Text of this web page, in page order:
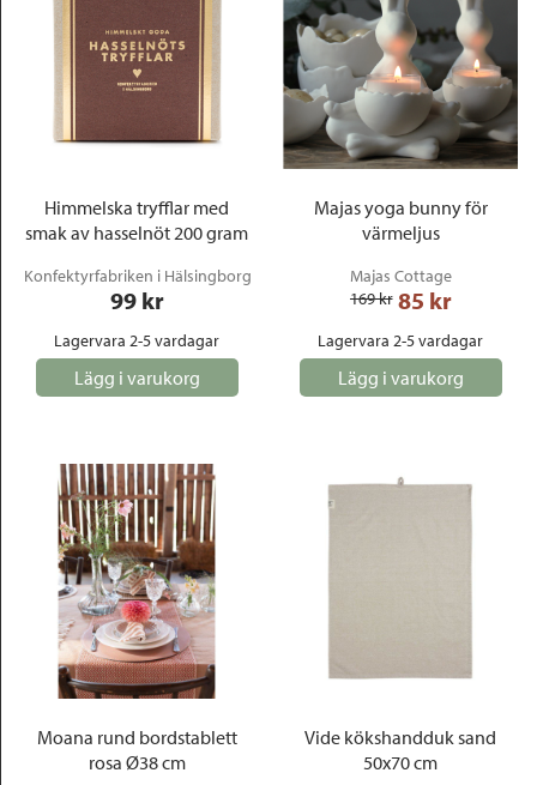
Himmelska tryfflar med
smak av hasselnöt 200 gram
Konfektyrfabriken i Hälsingborg
99 kr
Lagervara 2-5 vardagar
Lägg i varukorg
Majas yoga bunny för
värmeljus
Majas Cottage
169 kr 85 kr
Lagervara 2-5 vardagar
Lägg i varukorg
Moana rund bordstablett
rosa Ø38 cm
Vide kökshandduk sand
50x70 cm